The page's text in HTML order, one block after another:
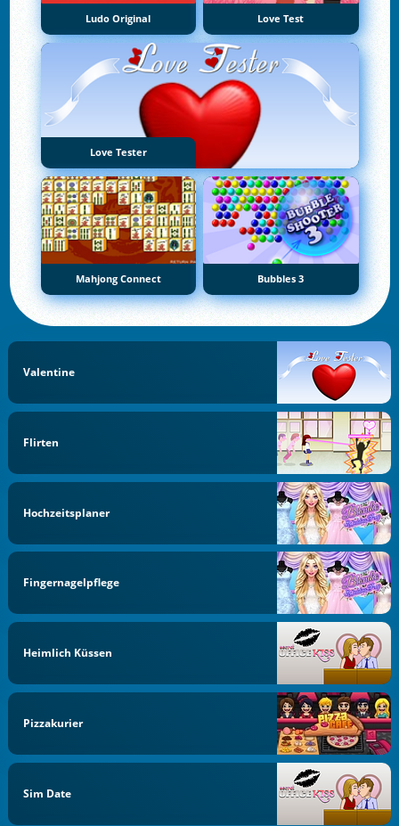
Ludo Original Love Test
Love Tester
Mahjong Connect Bubbles 3
Valentine
Flirten
Hochzeitsplaner
Fingernagelpflege
Heimlich Küssen
Pizzakurier
Sim Date